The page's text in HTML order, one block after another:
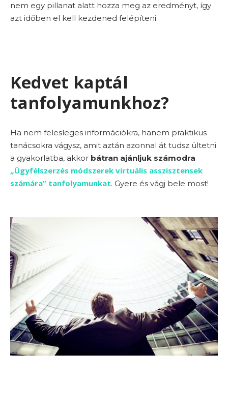
nem egy pillanat alatt hozza meg az eredményt, így
azt időben el kell kezdened felépíteni.
Kedvet kaptál
tanfolyamunkhoz?
Ha nem felesleges információkra, hanem praktikus
tanácsokra vágysz, amit aztán azonnal át tudsz ültetni
a gyakorlatba, akkor bátran ajánljuk számodra
„Ügyfélszerzés módszerek virtuális asszisztensek
számára” tanfolyamunkat. Gyere és vágj bele most!